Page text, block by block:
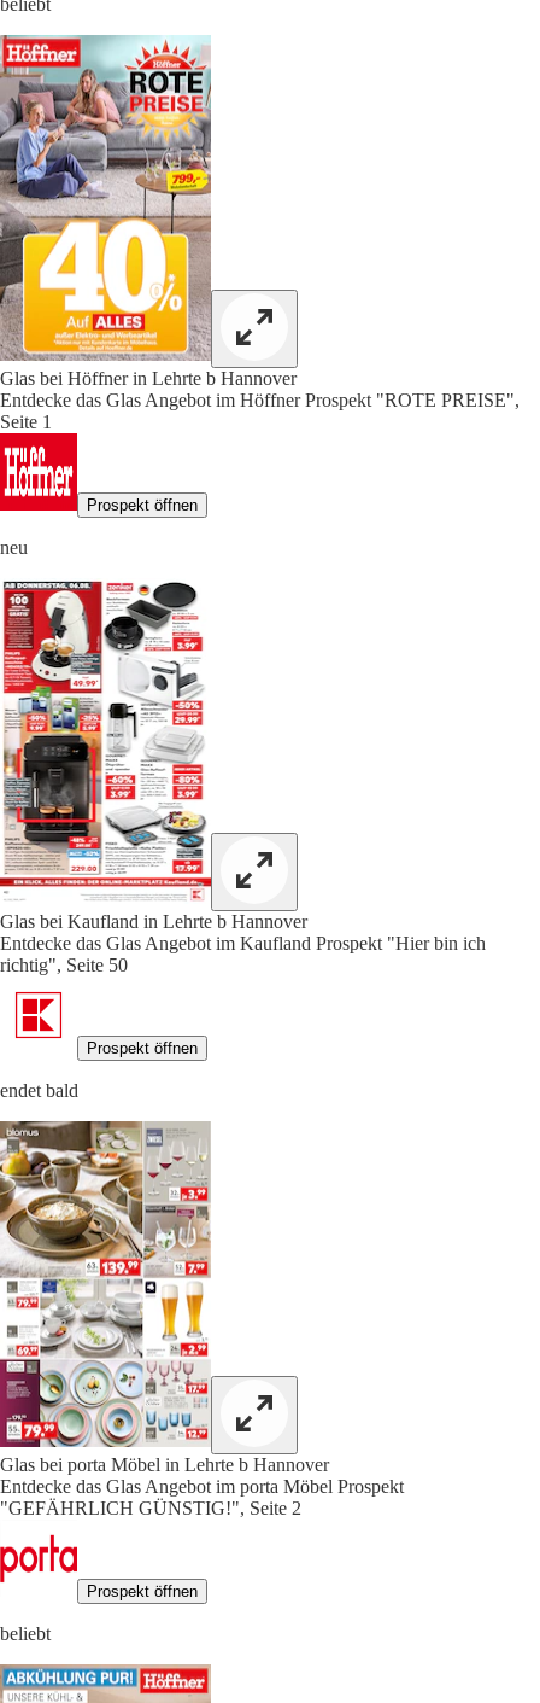
Glas bei Höffner in Lehrte b Hannover
Entdecke das Glas Angebot im Höffner Prospekt "ROTE PREISE",
Seite 1
Prospekt öffnen
neu
Glas bei Kaufland in Lehrte b Hannover
Entdecke das Glas Angebot im Kaufland Prospekt "Hier bin ich
richtig", Seite 50
Prospekt öffnen
endet bald
Glas bei porta Möbel in Lehrte b Hannover
Entdecke das Glas Angebot im porta Möbel Prospekt
"GEFÄHRLICH GÜNSTIG!", Seite 2
Prospekt öffnen
beliebt